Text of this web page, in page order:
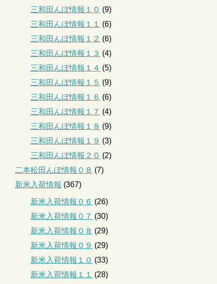
三和田んぼ情報１０ (9)
三和田んぼ情報１１
(6)
三和田んぼ情報１２ (6)
三和田んぼ情報１３ (4)
三和田んぼ情報１４ (5)
三和田んぼ情報１５ (9)
三和田んぼ情報１６ (6)
三和田んぼ情報１７ (4)
三和田んぼ情報１８ (9)
三和田んぼ情報１９ (3)
三和田んぼ情報２０ (2)
二本松田んぼ情報０８ (7)
新米入荷情報 (367)
新米入荷情報０６ (26)
新米入荷情報０７ (30)
新米入荷情報０８ (29)
新米入荷情報０９ (29)
新米入荷情報１０ (33)
新米入荷情報１１
(28)